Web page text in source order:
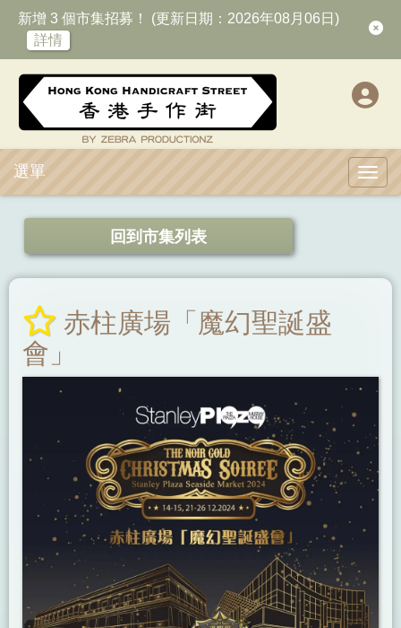
新增 3 個市集招募！ (更新日期：2026年08月06日)
詳情
選單
回到市集列表
赤柱廣場「魔幻聖誕盛
會」